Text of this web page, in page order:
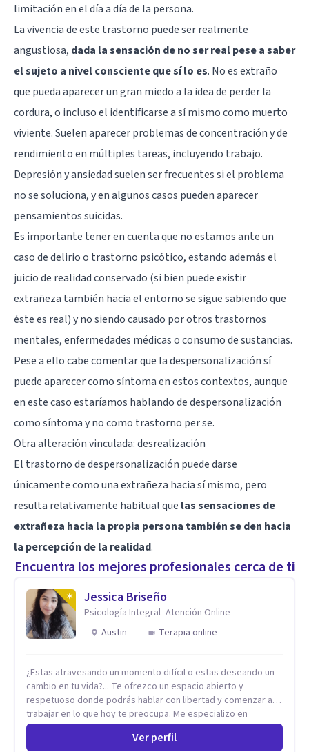
limitación en el día a día de la persona.
La vivencia de este trastorno puede ser realmente
angustiosa, dada la sensación de no ser real pese a saber
el sujeto a nivel consciente que sí lo es. No es extraño
que pueda aparecer un gran miedo a la idea de perder la
cordura, o incluso el identificarse a sí mismo como muerto
viviente. Suelen aparecer problemas de concentración y de
rendimiento en múltiples tareas, incluyendo trabajo.
Depresión y ansiedad suelen ser frecuentes si el problema
no se soluciona, y en algunos casos pueden aparecer
pensamientos suicidas.
Es importante tener en cuenta que no estamos ante un
caso de delirio o trastorno psicótico, estando además el
juicio de realidad conservado (si bien puede existir
extrañeza también hacia el entorno se sigue sabiendo que
éste es real) y no siendo causado por otros trastornos
mentales, enfermedades médicas o consumo de sustancias.
Pese a ello cabe comentar que la despersonalización sí
puede aparecer como síntoma en estos contextos, aunque
en este caso estaríamos hablando de despersonalización
como síntoma y no como trastorno per se.
Otra alteración vinculada: desrealización
El trastorno de despersonalización puede darse
únicamente como una extrañeza hacia sí mismo, pero
resulta relativamente habitual que las sensaciones de
extrañeza hacia la propia persona también se den hacia
la percepción de la realidad.
Encuentra los mejores profesionales cerca de ti
Jessica Briseño
Psicología Integral -Atención Online
Austin
Terapia online
¿Estas atravesando un momento difícil o estas deseando un
cambio en tu vida?... Te ofrezco un espacio abierto y
respetuoso donde podrás hablar con libertad y comenzar a
trabajar en lo que hoy te preocupa. Me especializo en
Trastornos de Ansiedad y a lo largo de mi experiencia
profesional he acompañado a muchas Familias y Parejas con
Ver perfil